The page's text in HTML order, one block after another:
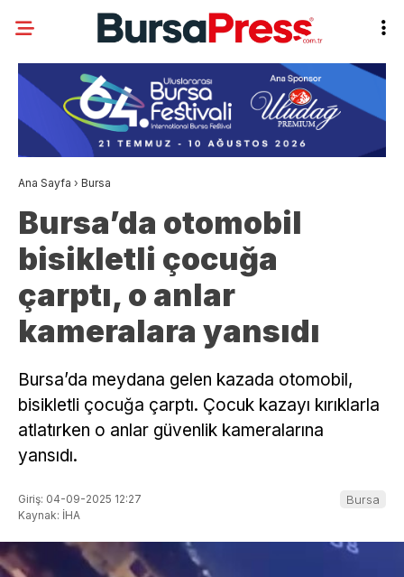
Ana Sayfa › Bursa
Bursa’da otomobil
bisikletli çocuğa
çarptı, o anlar
kameralara yansıdı
Bursa’da meydana gelen kazada otomobil,
bisikletli çocuğa çarptı. Çocuk kazayı kırıklarla
atlatırken o anlar güvenlik kameralarına
yansıdı.
Giriş: 04-09-2025 12:27
Kaynak: İHA
Bursa